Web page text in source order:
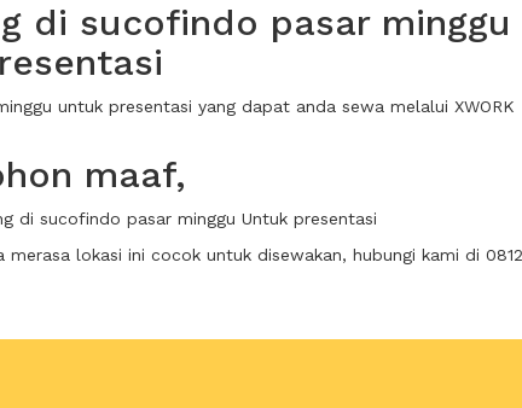
di sucofindo pasar
untuk presentasi yang dapat anda sewa melalui XWORK
maaf,
di sucofindo pasar minggu Untuk presentasi
lokasi ini cocok untuk disewakan, hubungi kami di